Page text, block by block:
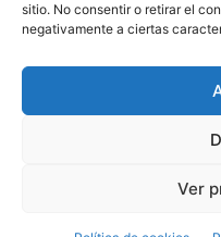
sitio. No consentir o retirar el
negativamente a ciertas
Ver